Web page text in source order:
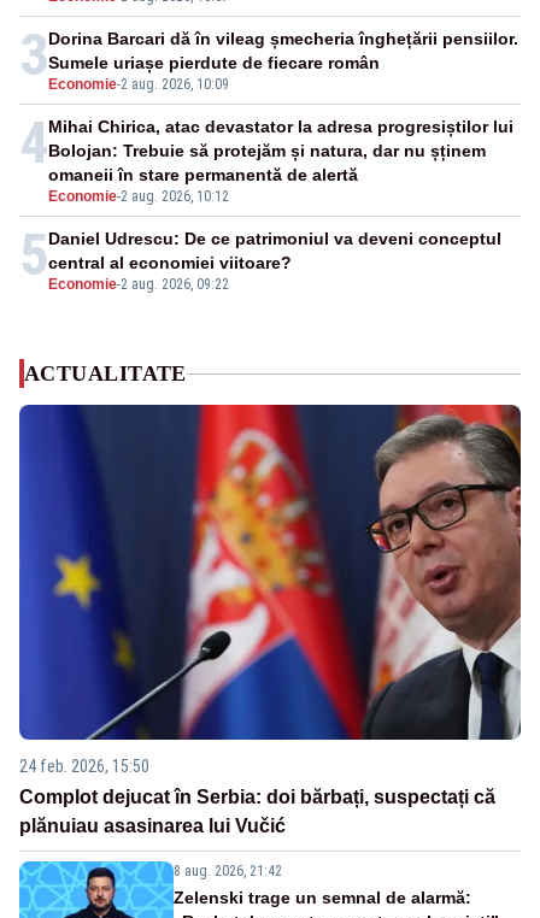
3 Economie-2 aug. 2026, 10:09
Dorina Barcari dă în vileag șmecheria înghețării pensiilor.
Sumele uriașe pierdute de fiecare român
4
Economie-2 aug. 2026, 10:12
Mihai Chirica, atac devastator la adresa progresiștilor lui
Bolojan: Trebuie să protejăm și natura, dar nu șținem
omaneii în stare permanentă de alertă
5 Economie-2 aug. 2026, 09:22
Daniel Udrescu: De ce patrimoniul va deveni conceptul
central al economiei viitoare?
ACTUALITATE
24 feb. 2026, 15:50
Complot dejucat în Serbia: doi bărbați, suspectați că
plănuiau asasinarea lui Vučić
8 aug. 2026, 21:42
Zelenski trage un semnal de alarmă: